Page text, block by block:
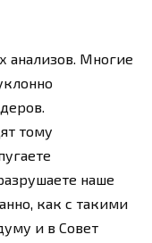
анализов. Многие
тому
наше
как с такими
и в Совет